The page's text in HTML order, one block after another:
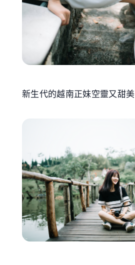
新生代的越南正妹空靈又甜美